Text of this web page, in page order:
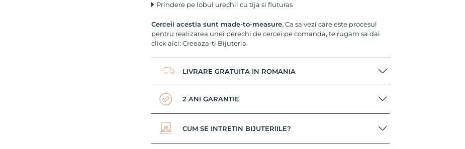
Prindere pe lobul urechii cu tija si fluturas
Cerceii acestia sunt made-to-measure.Ca sa vezi care este procesul
pentru realizarea unei perechi de cercei pe comanda, te rugam sa dai
click aici: Creeaza-ti Bijuteria.
LIVRARE GRATUITA IN ROMANIA
2 ANI GARANTIE
CUM SE INTRETIN BIJUTERIILE?